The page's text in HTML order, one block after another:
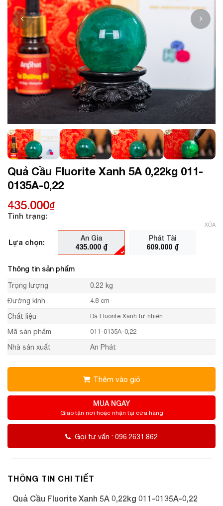
Quả Cầu Fluorite Xanh 5A 0,22kg 011-
0135A-0,22
435.000₫
Tình trạng:
Lựa chọn:
An Gia
435.000 ₫
Phát Tài
609.000 ₫
XÓA
Thông tin sản phẩm
Trọng lượng
0.22 kg
Đường kính
4.8 cm
Chất liệu Đá Fluorite Xanh tự nhiên
Mã sản phẩm 011-0135A-0,22
Nhà sản xuất An Phát
Thêm vào giỏ
MUA NGAY
Giao tận nơi hoặc nhận tại cửa hàng
Gọi tư vấn : 096.2631.862
THÔNG TIN CHI TIẾT
Quả Cầu Fluorite Xanh 5A 0,22kg 011-0135A-0,22